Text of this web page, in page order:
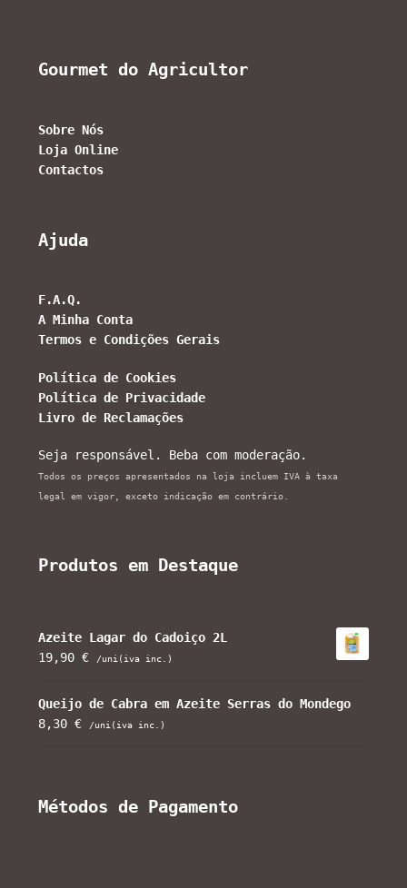
Gourmet do Agricultor
Sobre Nós
Loja Online
Contactos
Ajuda
F.A.Q.
A Minha Conta
Termos e Condições Gerais
Política de Cookies
Política de Privacidade
Livro de Reclamações
Seja responsável. Beba com moderação.
Todos os preços apresentados na loja incluem IVA à taxa
legal em vigor, exceto indicação em contrário.
Produtos em Destaque
Azeite Lagar do Cadoiço 2L
19,90€ /uni(iva inc.)
Queijo de Cabra em Azeite Serras do Mondego
8,30€ /uni(iva inc.)
Métodos de Pagamento